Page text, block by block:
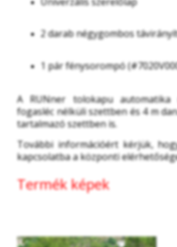
2 darab négygombos
1 pár fénysorompó
A RUNner tolokapu automatika
fogasléc nélküli szettben és 4 m
tartalmazó szettben is.
További információért kérjük,
kapcsolatba a központi
Termék képek